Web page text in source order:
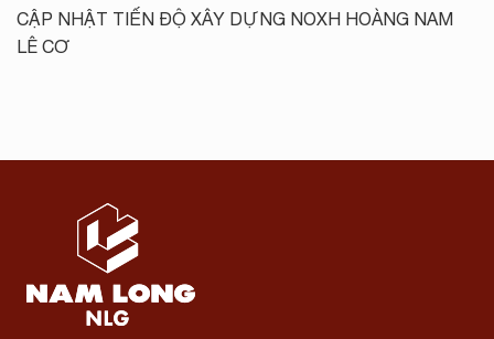
CẬP NHẬT TIẾN ĐỘ XÂY DỰNG NOXH HOÀNG NAM
LÊ CƠ